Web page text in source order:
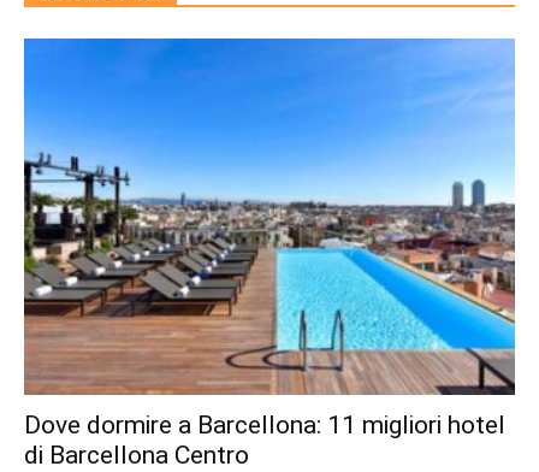
Dove dormire a Barcellona: 11 migliori hotel
di Barcellona Centro